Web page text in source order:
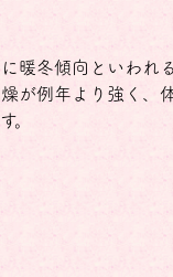
暖冬傾向といわれ
が例年より強く、
。